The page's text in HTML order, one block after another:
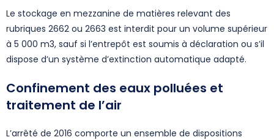
Le stockage en mezzanine de matières relevant des
rubriques 2662 ou 2663 est interdit pour un volume supérieur
à 5 000 m3, sauf si l’entrepôt est soumis à déclaration ou s’il
dispose d’un système d’extinction automatique adapté.
Confinement des eaux polluées et
traitement de l’air
L’arrêté de 2016 comporte un ensemble de dispositions